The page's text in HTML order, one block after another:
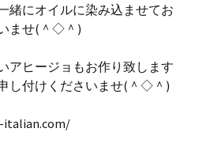
緒にオイルに染み込ませてお
ませ(＾◇＾)
アヒージョもお作り致します
し付けくださいませ(＾◇＾)
italian.com/